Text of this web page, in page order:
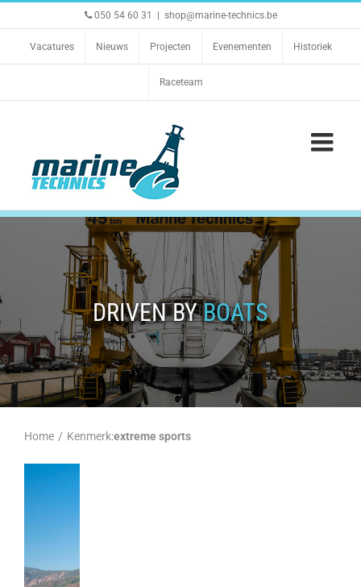
050 54 60 31 shop@marine-technics.be
Vacatures Nieuws Projecten Evenementen Historiek
Raceteam
DRIVEN BYBOATS
Home / Kenmerk:extreme sports